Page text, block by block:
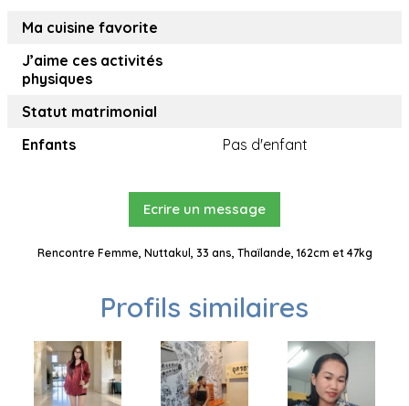
Ma cuisine favorite
J’aime ces activités
physiques
Statut matrimonial
Enfants
Pas d'enfant
Ecrire un message
Rencontre Femme, Nuttakul​, 33 ans, Thaïlande, 162cm et 47kg
Profils similaires